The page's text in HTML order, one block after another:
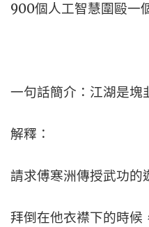
900個人工智慧圍毆一
一句話簡介：江湖是塊
解釋：
請求傅寒洲傳授武功的
拜倒在他衣襟下的時候